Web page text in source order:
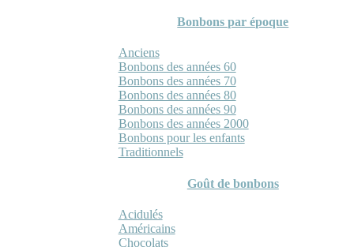
Bonbons par époque
Anciens
Bonbons des années 60
Bonbons des années 70
Bonbons des années 80
Bonbons des années 90
Bonbons des années 2000
Bonbons pour les enfants
Traditionnels
Goût de bonbons
Acidulés
Américains
Chocolats